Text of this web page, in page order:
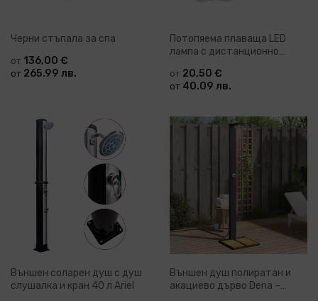
Черни стъпала за спа
от 136,00 €
от 265.99 лв.
Потопяема плаваща LED
лампа с дистанционно
от 20,50 €
от 40.09 лв.
Външен соларен душ с душ
слушалка и кран 40 л Ariel
Външен душ полиратан и
акациево дърво Dena –